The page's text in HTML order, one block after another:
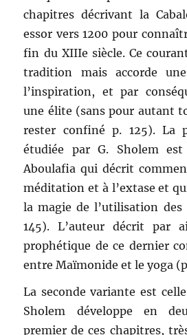
chapitres décrivant la
essor vers 1200 pour
fin du XIIIe siècle. Ce
tradition mais accorde
l’inspiration, et par
une élite (sans pour autant
rester confiné p. 125). La
étudiée par G. Sholem est
Aboulafia qui décrit
méditation et à l’extase et
la magie de l’utilisation des
145). L’auteur décrit par
prophétique de ce dernier
entre Maïmonide et le yoga
La seconde variante est
Sholem développe en
premier de ces chapitres,